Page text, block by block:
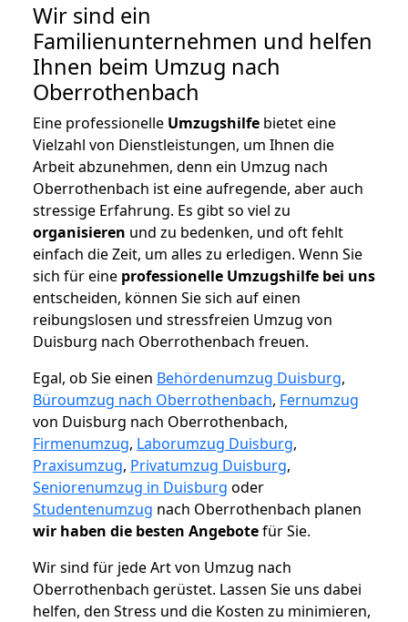
Wir sind ein
Familienunternehmen und helfen
Ihnen beim Umzug nach
Oberrothenbach
Eine professionelle Umzugshilfe bietet eine
Vielzahl von Dienstleistungen, um Ihnen die
Arbeit abzunehmen, denn ein Umzug nach
Oberrothenbach ist eine aufregende, aber auch
stressige Erfahrung. Es gibt so viel zu
organisieren und zu bedenken, und oft fehlt
einfach die Zeit, um alles zu erledigen. Wenn Sie
sich für eine professionelle Umzugshilfe bei uns
entscheiden, können Sie sich auf einen
reibungslosen und stressfreien Umzug von
Duisburg nach Oberrothenbach freuen.
Egal, ob Sie einen Behördenumzug Duisburg,
Büroumzug nach Oberrothenbach, Fernumzug
von Duisburg nach Oberrothenbach,
Firmenumzug, Laborumzug Duisburg,
Praxisumzug, Privatumzug Duisburg,
Seniorenumzug in Duisburg oder
Studentenumzug nach Oberrothenbach planen
wir haben die besten Angebotefür Sie.
Wir sind für jede Art von Umzug nach
Oberrothenbach gerüstet. Lassen Sie uns dabei
helfen, den Stress und die Kosten zu minimieren,